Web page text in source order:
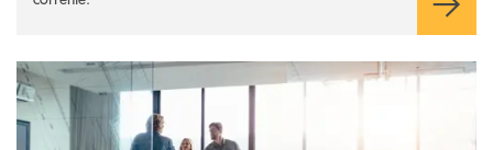
Scopri di più Crediti di firma